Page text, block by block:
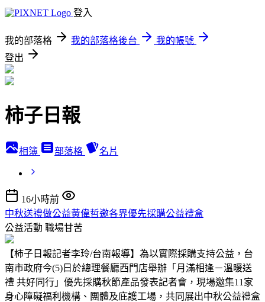
登入
我的部落格 我的部落格後台
我的帳號
登出
柿子日報
相簿 部落格 名片
16小時前
中秋送禮做公益黃偉哲邀各界優先採購公益禮盒
公益活動 職場甘苦
【柿子日報記者李玲/台南報導】為以實際採購支持公益，台
南市政府今(5)日於總理餐廳西門店舉辦「月滿相逢－溫暖送
禮 共好同行」優先採購秋節產品發表記者會，現場邀集11家
身心障礙福利機構、團體及庇護工場，共同展出中秋公益禮盒